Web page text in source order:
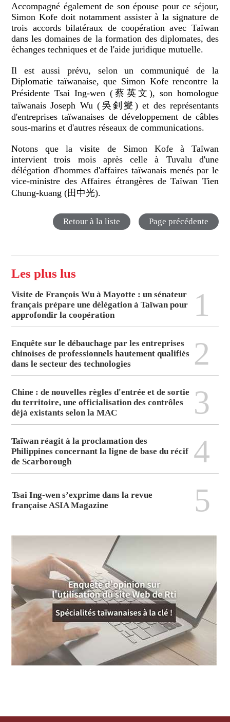
Accompagné également de son épouse pour ce séjour,
Simon Kofe doit notamment assister à la signature de
trois accords bilatéraux de coopération avec Taïwan
dans les domaines de la formation des diplomates, des
échanges techniques et de l'aide juridique mutuelle.
Il est aussi prévu, selon un communiqué de la
Diplomatie taïwanaise, que Simon Kofe rencontre la
Présidente Tsai Ing-wen (蔡英文), son homologue
taïwanais Joseph Wu (吳釗燮) et des représentants
d'entreprises taïwanaises de développement de câbles
sous-marins et d'autres réseaux de communications.
Notons que la visite de Simon Kofe à Taïwan
intervient trois mois après celle à Tuvalu d'une
délégation d'hommes d'affaires taïwanais menés par le
vice-ministre des Affaires étrangères de Taïwan Tien
Chung-kuang (田中光).
Retour à la liste Page précédente
Les plus lus
Visite de François Wu à Mayotte : un sénateur
français prépare une délégation à Taïwan pour
approfondir la coopération
1
Enquête sur le débauchage par les entreprises
chinoises de professionnels hautement qualifiés
dans le secteur des technologies
2
Chine : de nouvelles règles d'entrée et de sortie
du territoire, une officialisation des contrôles
déjà existants selon la MAC
3
Taïwan réagit à la proclamation des
Philippines concernant la ligne de base du récif
de Scarborough
4
Tsai Ing-wen s’exprime dans la revue
française ASIA Magazine
5